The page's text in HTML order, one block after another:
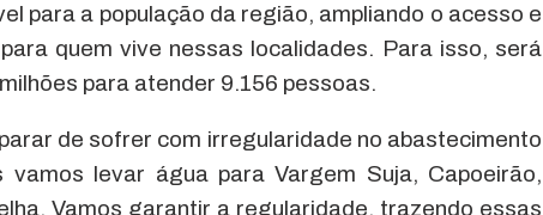
para a população da região, ampliando o acesso e
quem vive nessas localidades. Para isso, será
para atender 9.156 pessoas.
de sofrer com irregularidade no abastecimento
levar água para Vargem Suja, Capoeirão,
Vamos garantir a regularidade, trazendo essas